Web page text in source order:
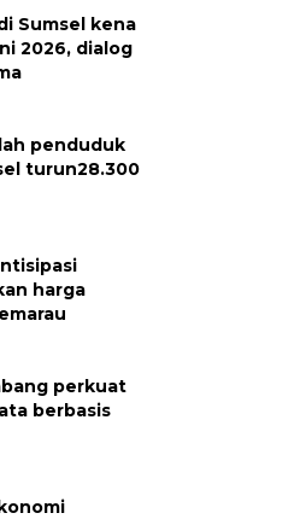
Sumsel kena
2026, dialog
penduduk
turun28.300
harga
perkuat
berbasis